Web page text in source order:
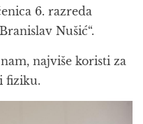
6. razreda
Nušić“.
najviše koristi za
fiziku.